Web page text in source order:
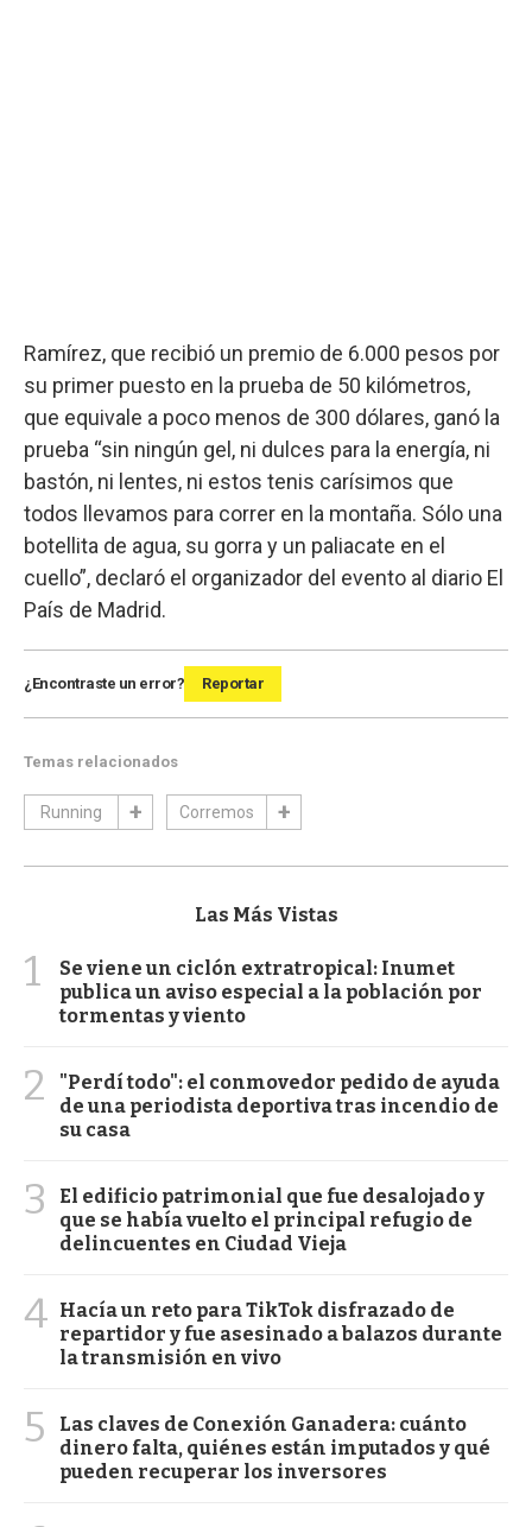
Ramírez, que recibió un premio de 6.000 pesos por
su primer puesto en la prueba de 50 kilómetros,
que equivale a poco menos de 300 dólares, ganó la
prueba “sin ningún gel, ni dulces para la energía, ni
bastón, ni lentes, ni estos tenis carísimos que
todos llevamos para correr en la montaña. Sólo una
botellita de agua, su gorra y un paliacate en el
cuello”, declaró el organizador del evento al diario El
País de Madrid.
¿Encontraste un error? Reportar
Temas relacionados
Running Corremos
Las Más Vistas
1
Se viene un ciclón extratropical: Inumet
publica un aviso especial a la población por
tormentas y viento
2
"Perdí todo": el conmovedor pedido de ayuda
de una periodista deportiva tras incendio de
su casa
3
El edificio patrimonial que fue desalojado y
que se había vuelto el principal refugio de
delincuentes en Ciudad Vieja
4 Hacía un reto para TikTok disfrazado de
repartidor y fue asesinado a balazos durante
la transmisión en vivo
5
Las claves de Conexión Ganadera: cuánto
dinero falta, quiénes están imputados y qué
pueden recuperar los inversores